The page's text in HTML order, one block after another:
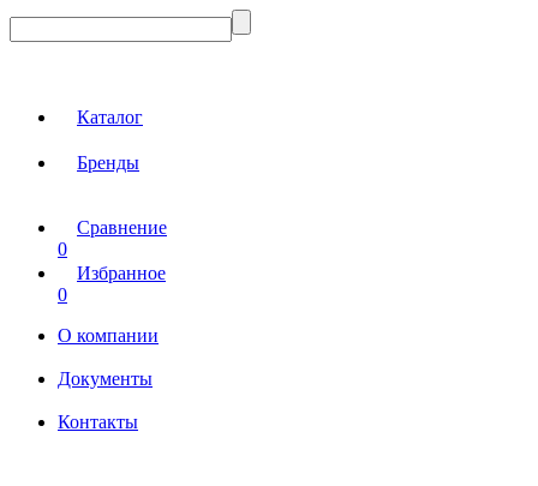
Каталог
Бренды
Сравнение
0
Избранное
0
О компании
Документы
Контакты